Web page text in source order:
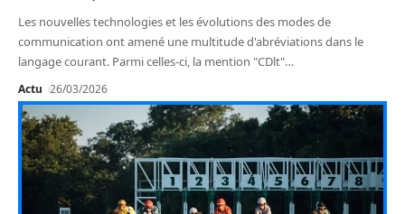
Les nouvelles technologies et les évolutions des modes de
communication ont amené une multitude d'abréviations dans le
langage courant. Parmi celles-ci, la mention "CDlt"…
Actu 26/03/2026